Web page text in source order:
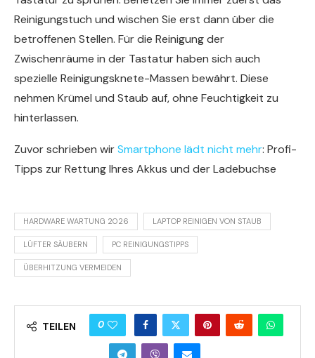
Reinigungstuch und wischen Sie erst dann über die
betroffenen Stellen. Für die Reinigung der
Zwischenräume in der Tastatur haben sich auch
spezielle Reinigungsknete-Massen bewährt. Diese
nehmen Krümel und Staub auf, ohne Feuchtigkeit zu
hinterlassen.
Zuvor schrieben wirSmartphone lädt nicht mehr: Profi-
Tipps zur Rettung Ihres Akkus und der Ladebuchse
HARDWARE WARTUNG 2026 LAPTOP REINIGEN VON STAUB
LÜFTER SÄUBERN PC REINIGUNGSTIPPS
ÜBERHITZUNG VERMEIDEN
TEILEN 0